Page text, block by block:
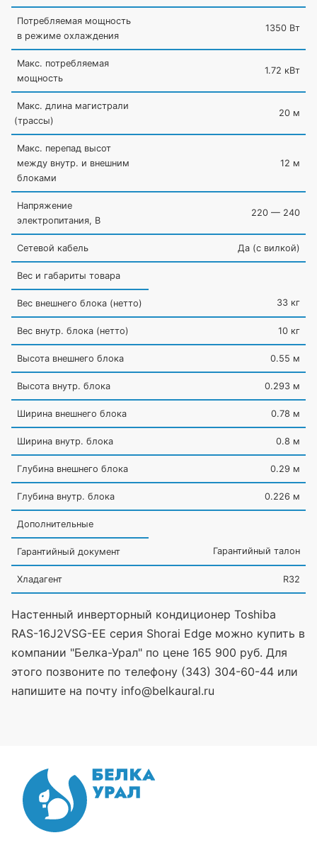
Потребляемая мощность
в режиме охлаждения
1350 Вт
Макс. потребляемая
мощность
1.72 кВт
Макс. длина магистрали
(трассы)
20 м
Макс. перепад высот
между внутр. и внешним
блоками
12 м
Напряжение
электропитания, В
220 — 240
Сетевой кабель Да (с вилкой)
Вес и габариты товара
Вес внешнего блока (нетто) 33 кг
Вес внутр. блока (нетто) 10 кг
Высота внешнего блока 0.55 м
Высота внутр. блока 0.293 м
Ширина внешнего блока 0.78 м
Ширина внутр. блока 0.8 м
Глубина внешнего блока 0.29 м
Глубина внутр. блока 0.226 м
Дополнительные
Гарантийный документ Гарантийный талон
Хладагент R32
Настенный инверторный кондиционер Toshiba
RAS-16J2VSG-EE серия Shorai Edge можно купить в
компании "Белка-Урал" по цене 165 900 руб. Для
этого позвоните по телефону (343) 304-60-44 или
напишите на почту info@belkaural.ru